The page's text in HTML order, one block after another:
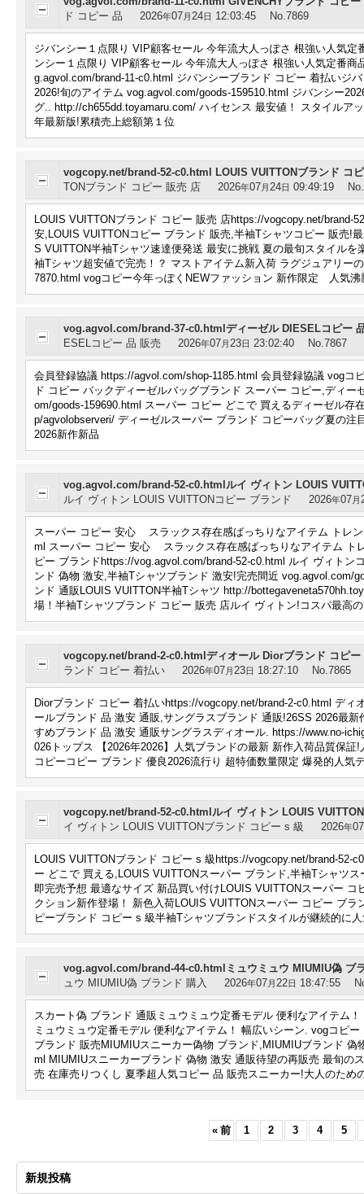
ド コピー 品
2026年07月24日 12:03:45 No.7869
ジバンシー１点限り VIP顧客セール 今年流大人っぽさ 根強い人気
ンシー１点限り VIP顧客セール 今年流大人っぽさ 根強い人気定番
g.agvol.com/brand-11-c0.html ジバンシーブランド コピー 着払いジ
2026!旬のアイテム vog.agvol.com/goods-159510.html ジバンシー
グ.. http://ch655dd.toyamaru.com/ ハイセンス 最安値！ スタイルア
年最新版!累積売上総額第１位
vogcopy.net/brand-52-c0.html LOUIS VUITTONブランド コ
TONブランド コピー 販売 店
2026年07月24日 09:49:19
LOUIS VUITTONブランド コピー 販売 店https://vogcopy.net/brand-
安,LOUIS VUITTONコピー ブランド 販売,半袖Tシャツコピー 販売!
S VUITTON半袖Tシャツ速達便発送 最安に挑戦 夏の最旬スタイル
袖Tシャツ超安値で完売！？ マストアイテム新入荷 ラグジュアリー
7870.html vogコピー今年っぽくNEWファッション 新作限定 人気
vog.agvol.com/brand-37-c0.htmlディーゼル DIESELコピー
ESELコピー 品 販売
2026年07月23日 23:02:40 No.7867
会員登録協議 https://agvol.com/shop-1185.html 会員登録協議 vog
ド コピー バックディーゼルバッグブランド スーパー コピー,ディ
om/goods-159690.html スーパー コピー どこで 買えるディーゼル
p/agvolobserveri/ ディーゼルスーパー ブランド コピーバッグ夏の
2026新作新品
vog.agvol.com/brand-52-c0.htmlルイ ヴィトン LOUIS
ルイ ヴィトン LOUIS VUITTONコピー ブランド
2026年07月
スーパー コピー 安心 スラックス存在感ばっちりなアイテム トレ
ml スーパー コピー 安心 スラックス存在感ばっちりなアイテム ト
ピー ブランドhttps://vog.agvol.com/brand-52-c0.html ルイ ヴィト
ンド 偽物 激安,半袖Tシャツブランド 激安!完売間近 vog.agvol.com/
ンド 通販LOUIS VUITTON半袖Tシャツ http://
場！半袖Tシャツブランド コピー 販売 店ルイ ヴィトン!コスパ最高
vogcopy.net/brand-2-c0.htmlディオール Diorブランド コピー
ランド コピー 着払い
2026年07月23日 18:27:10 No.7865
Diorブランド コピー 着払いhttps://vogcopy.net/brand-2-c0.html デ
ールブランド 品 激安 通販,サングラスブランド 通販!26SS 2026最
すめブランド 品 激安 通販サングラスディオール. https://www.no-
026トップス 【2026年2026】人気ブランドの最新 新作入荷品質保
コピーコピー ブランド 優良2026流行り 超特価数量限定 爆発的人気
vogcopy.net/brand-52-c0.htmlルイ ヴィトン LOUIS
イ ヴィトン LOUIS VUITTONブランド コピー s 級
2026年07
LOUIS VUITTONブランド コピー s 級https://vogcopy.net/brand-52-
ー どこで 買える,LOUIS VUITTONスーパー ブランド,半袖Tシャツ
即完売予想 最適なサイズ 新品買い付けLOUIS VUITTONスーパー
クション新作登場！ 新色入荷LOUIS VUITTONスーパー コピー ブ
ピーブランド コピー s 級半袖Tシャツブランドスタイルが継続的に
vog.agvol.com/brand-44-c0.htmlミュウミュウ MIUMIU偽 ブ
ュウ MIUMIU偽 ブランド 購入
2026年07月22日 18:47:55
スカート偽 ブランド 通販ミュウミュウ定番モデル 便利なアイテム
ミュウミュウ定番モデル 便利なアイテム！ 幅広いシーン. vogコピ
ブランド 販売MIUMIUスニーカー偽物 ブランド,MIUMIUブランド
ml MIUMIUスニーカーブランド 偽物 激安 通販待望の再販売 最旬の
売 在庫売りつくし 夏季超人気コピー 品 販売スニーカー!大人のため
« 前 1 2 3 4 5
新規投稿